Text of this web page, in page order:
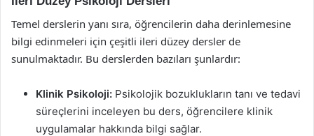
Temel derslerin yanı sıra, öğrencilerin daha derinlemesine
bilgi edinmeleri için çeşitli ileri düzey dersler de
sunulmaktadır. Bu derslerden bazıları şunlardır:
Klinik Psikoloji: Psikolojik bozuklukların tanı ve tedavi
süreçlerini inceleyen bu ders, öğrencilere klinik
uygulamalar hakkında bilgi sağlar.